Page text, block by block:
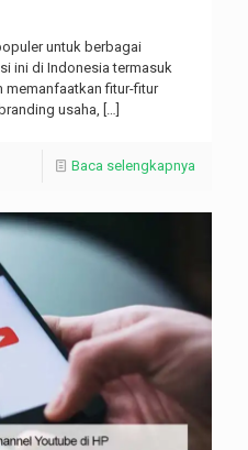
untuk berbagai
ini di Indonesia termasuk
memanfaatkan fitur-fitur
usaha, […]
Baca selengkapnya